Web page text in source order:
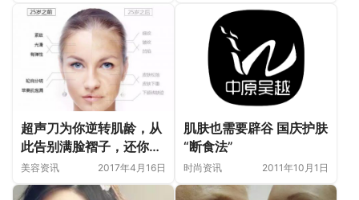
超声刀为你逆转肌龄，从
此告别满脸褶子，还你年
轻光彩
美容资讯 2017年4月16日
肌肤也需要辟谷 国庆护肤
“断食法”
时尚资讯 2011年10月1日